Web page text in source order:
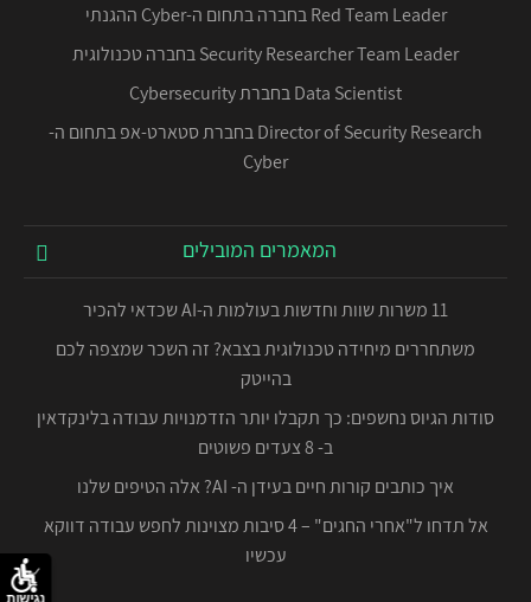
Red Team Leader בחברה בתחום ה-Cyber ההגנתי
Security Researcher Team Leader בחברה טכנולוגית
Data Scientist בחברת Cybersecurity
Director of Security Research בחברת סטארט-אפ בתחום ה-
Cyber
המאמרים המובילים
11 משרות שוות וחדשות בעולמות ה-AI שכדאי להכיר
משתחררים מיחידה טכנולוגית בצבא? זה השכר שמצפה לכם
בהייטק
סודות הגיוס נחשפים: כך תקבלו יותר הזדמנויות עבודה בלינקדאין
ב- 8 צעדים פשוטים
איך כותבים קורות חיים בעידן ה- AI? אלה הטיפים שלנו
אל תדחו ל"אחרי החגים" – 4 סיבות מצוינות לחפש עבודה דווקא
עכשיו
נגישות